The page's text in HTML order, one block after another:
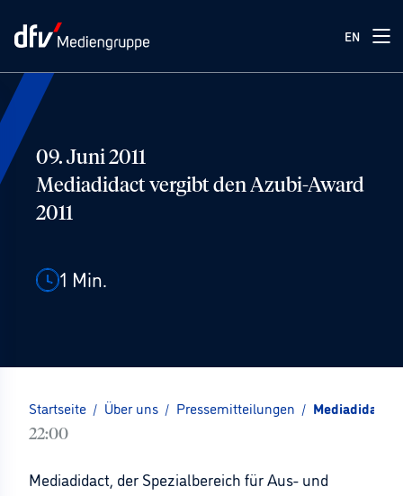
EN
09. Juni 2011
Mediadidact vergibt den Azubi-Award
2011
1 Min.
Startseite / Über uns / Pressemitteilungen / Mediadidact
22:00
Mediadidact, der Spezialbereich für Aus- und